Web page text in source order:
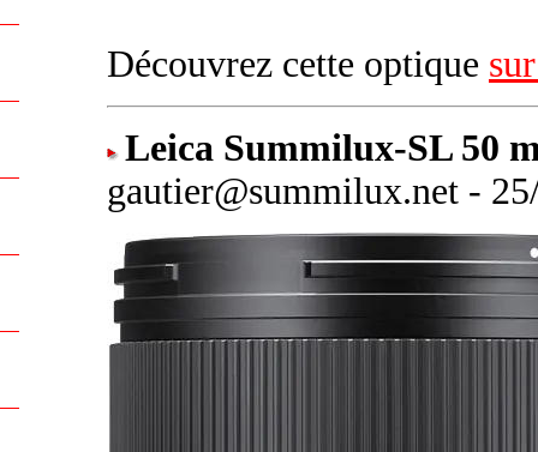
Découvrez cette optique
Leica Summilux-SL 50
gautier@summilux.net -